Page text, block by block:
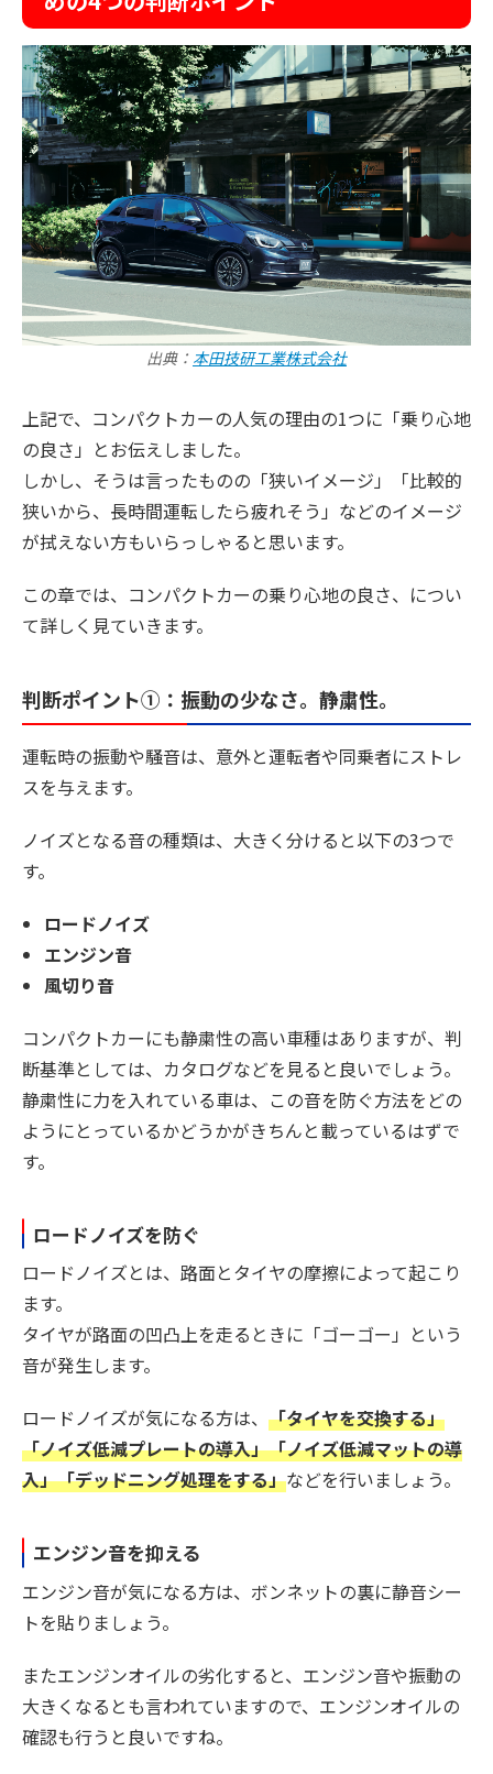
出典： 本田技研工業株式会社
上記で、コンパクトカーの人気の理由の1つに「乗り心地
の良さ」とお伝えしました。
しかし、そうは言ったものの「狭いイメージ」「比較的
狭いから、長時間運転したら疲れそう」などのイメージ
が拭えない方もいらっしゃると思います。
この章では、コンパクトカーの乗り心地の良さ、につい
て詳しく見ていきます。
判断ポイント①：振動の少なさ。静粛性。
運転時の振動や騒音は、意外と運転者や同乗者にストレ
スを与えます。
ノイズとなる音の種類は、大きく分けると以下の3つで
す。
ロードノイズ
エンジン音
風切り音
コンパクトカーにも静粛性の高い車種はありますが、判
断基準としては、カタログなどを見ると良いでしょう。
静粛性に力を入れている車は、この音を防ぐ方法をどの
ようにとっているかどうかがきちんと載っているはずで
す。
ロードノイズを防ぐ
ロードノイズとは、路面とタイヤの摩擦によって起こり
ます。
タイヤが路面の凹凸上を走るときに「ゴーゴー」という
音が発生します。
ロードノイズが気になる方は、 「タイヤを交換する」
「ノイズ低減プレートの導入」「ノイズ低減マットの導
入」「デッドニング処理をする」などを行いましょう。
エンジン音を抑える
エンジン音が気になる方は、ボンネットの裏に静音シー
トを貼りましょう。
またエンジンオイルの劣化すると、エンジン音や振動の
大きくなるとも言われていますので、エンジンオイルの
確認も行うと良いですね。